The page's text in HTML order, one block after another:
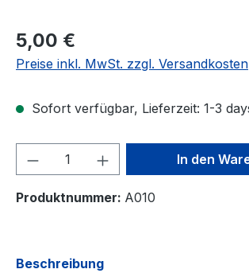
Regulärer Preis:
5,00 €
Preise inkl. MwSt. zzgl. Versandkosten
Sofort verfügbar, Lieferzeit: 1-3
Produkt Anzahl: Gib den
In den
Produktnummer: A010
Beschreibung